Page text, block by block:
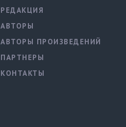
РЕДАКЦИЯ
АВТОРЫ
АВТОРЫ ПРОИЗВЕДЕНИЙ
ПАРТНЕРЫ
КОНТАКТЫ